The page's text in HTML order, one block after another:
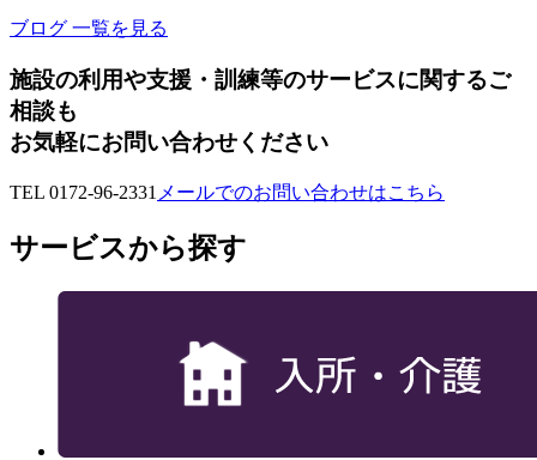
ブログ 一覧を見る
施設の利用や支援・訓練等のサービスに関するご
相談も
お気軽にお問い合わせください
TEL 0172-96-2331 メールでのお問い合わせはこちら
サービスから探す